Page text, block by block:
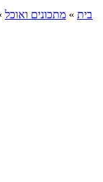
בית » מתכונים ואוכל